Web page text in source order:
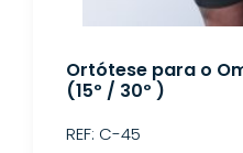
Ortótese para o
(15º / 30º )
REF: C-45